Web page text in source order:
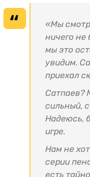
«Мы
ничего не
мы это
увидим.
приехал
Сатпаев?
сильный,
Надеюсь,
игре.
Нам не
серии
есть